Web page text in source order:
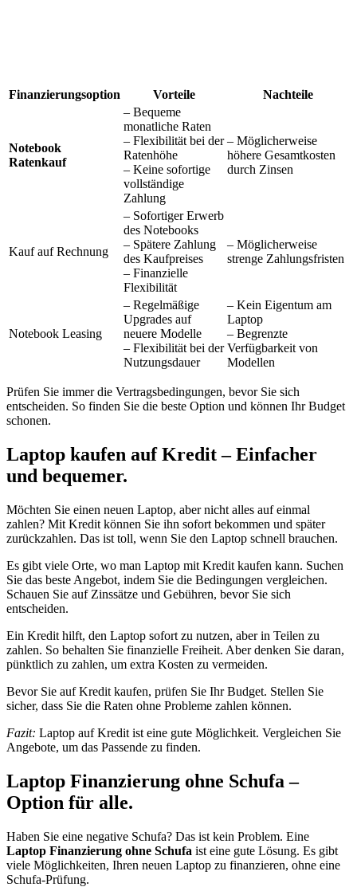
Finanzierungsoption Vorteile Nachteile
Notebook
Ratenkauf
– Bequeme
monatliche Raten
– Flexibilität bei der
Ratenhöhe
– Keine sofortige
vollständige
Zahlung
– Möglicherweise
höhere Gesamtkosten
durch Zinsen
Kauf auf Rechnung
– Sofortiger Erwerb
des Notebooks
– Spätere Zahlung
des Kaufpreises
– Finanzielle
Flexibilität
– Möglicherweise
strenge Zahlungsfristen
Notebook Leasing
– Regelmäßige
Upgrades auf
neuere Modelle
– Flexibilität bei der
Nutzungsdauer
– Kein Eigentum am
Laptop
– Begrenzte
Verfügbarkeit von
Modellen
Prüfen Sie immer die Vertragsbedingungen, bevor Sie sich
entscheiden. So finden Sie die beste Option und können Ihr Budget
schonen.
Laptop kaufen auf Kredit – Einfacher
und bequemer.
Möchten Sie einen neuen Laptop, aber nicht alles auf einmal
zahlen? Mit Kredit können Sie ihn sofort bekommen und später
zurückzahlen. Das ist toll, wenn Sie den Laptop schnell brauchen.
Es gibt viele Orte, wo man Laptop mit Kredit kaufen kann. Suchen
Sie das beste Angebot, indem Sie die Bedingungen vergleichen.
Schauen Sie auf Zinssätze und Gebühren, bevor Sie sich
entscheiden.
Ein Kredit hilft, den Laptop sofort zu nutzen, aber in Teilen zu
zahlen. So behalten Sie finanzielle Freiheit. Aber denken Sie daran,
pünktlich zu zahlen, um extra Kosten zu vermeiden.
Bevor Sie auf Kredit kaufen, prüfen Sie Ihr Budget. Stellen Sie
sicher, dass Sie die Raten ohne Probleme zahlen können.
Fazit: Laptop auf Kredit ist eine gute Möglichkeit. Vergleichen Sie
Angebote, um das Passende zu finden.
Laptop Finanzierung ohne Schufa –
Option für alle.
Haben Sie eine negative Schufa? Das ist kein Problem. Eine
Laptop Finanzierung ohne Schufa ist eine gute Lösung. Es gibt
viele Möglichkeiten, Ihren neuen Laptop zu finanzieren, ohne eine
Schufa-Prüfung.